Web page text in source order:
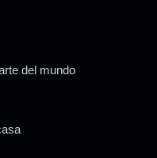
del mundo